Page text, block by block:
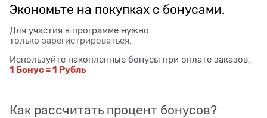
Экономьте на покупках с бонусами.
Для участия в программе нужно
только зарегистрироваться
Используйте накопленные бонусы при оплате заказов.
1 Бонус = 1 Рубль
Как рассчитать процент бонусов?